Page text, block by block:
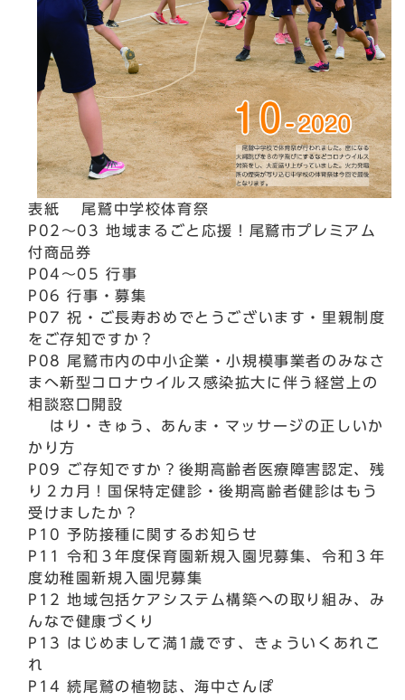
表紙 尾鷲中学校体育祭
P02～03 地域まるごと応援！尾鷲市プレミアム
付商品券
P04～05 行事
P06 行事・募集
P07 祝・ご長寿おめでとうございます・里親制度
をご存知ですか？
P08 尾鷲市内の中小企業・小規模事業者のみなさ
まへ新型コロナウイルス感染拡大に伴う経営上の
相談窓口開設
はり・きゅう、あんま・マッサージの正しいか
かり方
P09 ご存知ですか？後期高齢者医療障害認定、残
り２カ月！国保特定健診・後期高齢者健診はもう
受けましたか？
P10 予防接種に関するお知らせ
P11 令和３年度保育園新規入園児募集、令和３年
度幼稚園新規入園児募集
P12 地域包括ケアシステム構築への取り組み、み
んなで健康づくり
P13 はじめまして満1歳です、きょういくあれこ
れ
P14 続尾鷲の植物誌、海中さんぽ